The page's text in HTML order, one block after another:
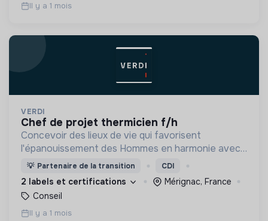
Il y a 1 mois
VERDI
chef de projet thermicien f/h
Concevoir des lieux de vie qui favorisent
l'épanouissement des Hommes en harmonie avec
leur environnement.
💡 Partenaire de la transition CDI
2 labels et certifications
Mérignac, France
Conseil
Il y a 1 mois